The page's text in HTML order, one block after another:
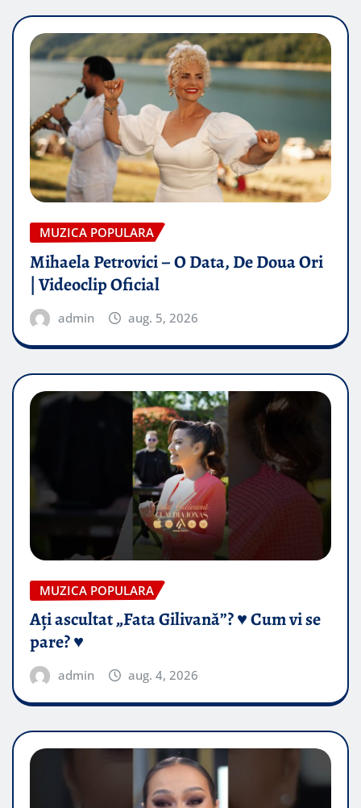
MUZICA POPULARA
Mihaela Petrovici – O Data, De Doua Ori
| Videoclip Oficial
admin aug. 5, 2026
MUZICA POPULARA
Ați ascultat „Fata Gilivană”? ♥️ Cum vi se
pare? ♥️
admin aug. 4, 2026